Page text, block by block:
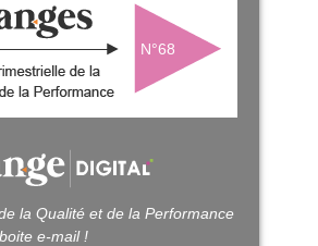
N°68
la Qualité et de la Performance
e-mail !